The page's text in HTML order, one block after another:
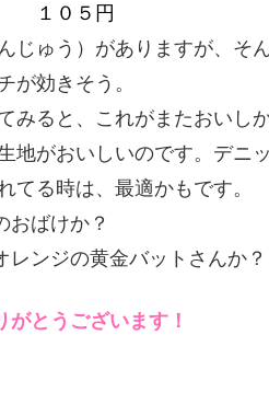
０５円
じゅう）がありますが、そ
が効きそう。
みると、これがまたおいしか
地がおいしいのです。デニ
てる時は、最適かもです。
おばけか？
レンジの黄金バットさんか？
がとうございます！